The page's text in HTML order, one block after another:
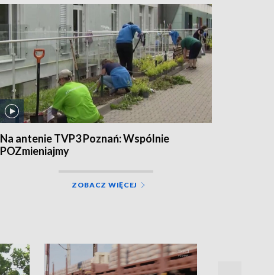
Na antenie TVP3 Poznań: Wspólnie
POZmieniajmy
ZOBACZ WIĘCEJ